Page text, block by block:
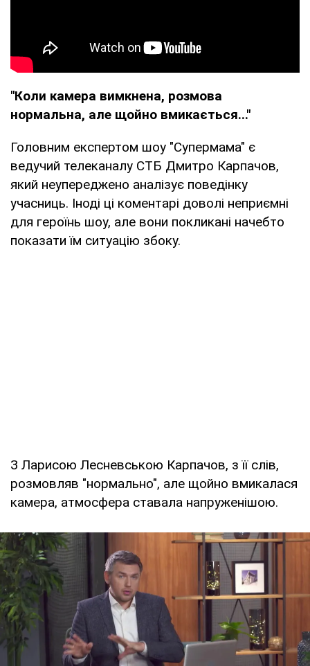
"Коли камера вимкнена, розмова
нормальна, але щойно вмикається..."
Головним експертом шоу "Супермама" є
ведучий телеканалу СТБ Дмитро Карпачов,
який неупереджено аналізує поведінку
учасниць. Іноді ці коментарі доволі неприємні
для героїнь шоу, але вони покликані начебто
показати їм ситуацію збоку.
З Ларисою Лесневською Карпачов, з її слів,
розмовляв "нормально", але щойно вмикалася
камера, атмосфера ставала напруженішою.